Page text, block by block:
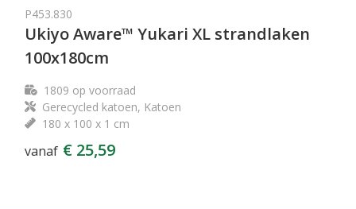
P453.830
Ukiyo Aware™ Yukari XL strandlaken
100x180cm
1809 op voorraad
Gerecycled katoen, Katoen
180 x 100 x 1 cm
vanaf € 25,59